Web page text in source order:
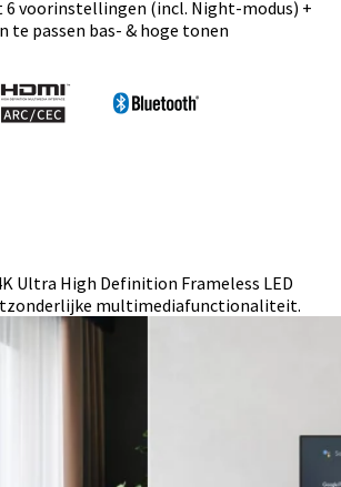
6 voorinstellingen (incl. Night-modus) +
te passen bas- & hoge tonen
Ultra High Definition Frameless LED
multimediafunctionaliteit.